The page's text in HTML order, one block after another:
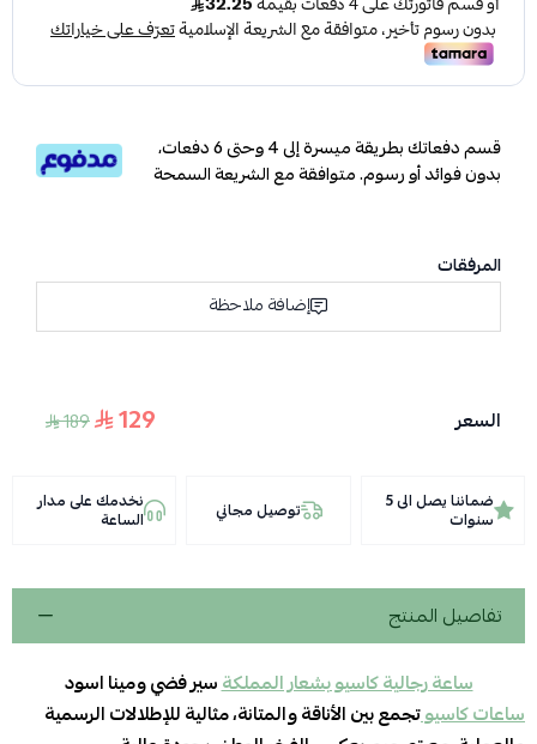
قسم دفعاتك بطريقة ميسرة إلى 4 وحتى 6 دفعات،
بدون فوائد أو رسوم. متوافقة مع الشريعة السمحة
المرفقات
إضافة ملاحظة
السعر 129
189
ضماننا يصل الى 5
سنوات توصيل مجاني نخدمك على مدار
الساعة
تفاصيل المنتج
ساعة رجالية كاسيو بشعار المملكةسير فضي ومينا اسود
ساعات كاسيوتجمع بين الأناقة والمتانة، مثالية للإطلالات الرسمية